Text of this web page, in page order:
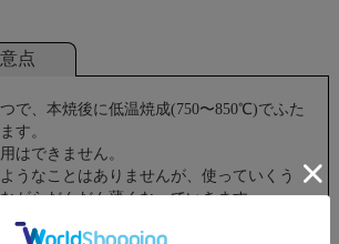
点
で、本焼後に低温焼成(750〜850℃)でふた
す。
はできません。
うなことはありませんが、使っていくう
がらだんだん薄くなっていきます。
きペーパーで”強め”に磨くと元のきれい